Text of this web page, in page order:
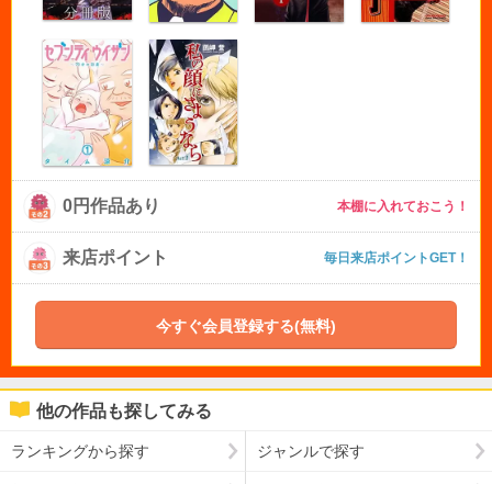
0円作品あり 本棚に入れておこう！
来店ポイント 毎日来店ポイントGET！
今すぐ会員登録する(無料)
他の作品も探してみる
ランキングから探す ジャンルで探す